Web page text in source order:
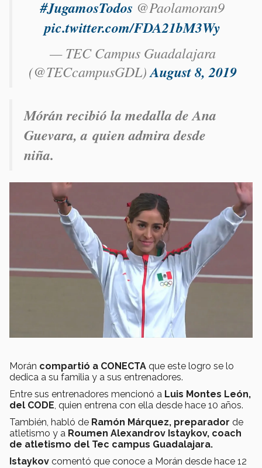
#JugamosTodos @Paolamoran9
pic.twitter.com/FDA21bM3Wy
— TEC Campus Guadalajara
(@TECcampusGDL)August 8, 2019
Mórán recibió la medalla de Ana
Guevara, a quien admira desde
niña.
Morán compartió a CONECTA que este logro se lo
dedica a su familia y a sus entrenadores.
Entre sus entrenadores mencionó a Luis Montes León,
del CODE, quien entrena con ella desde hace 10 años.
También, habló de Ramón Márquez, preparador de
atletismo y a Roumen Alexandrov Istaykov, coach
de atletismo del Tec campus Guadalajara.
Istaykov comentó que conoce a Morán desde hace 12